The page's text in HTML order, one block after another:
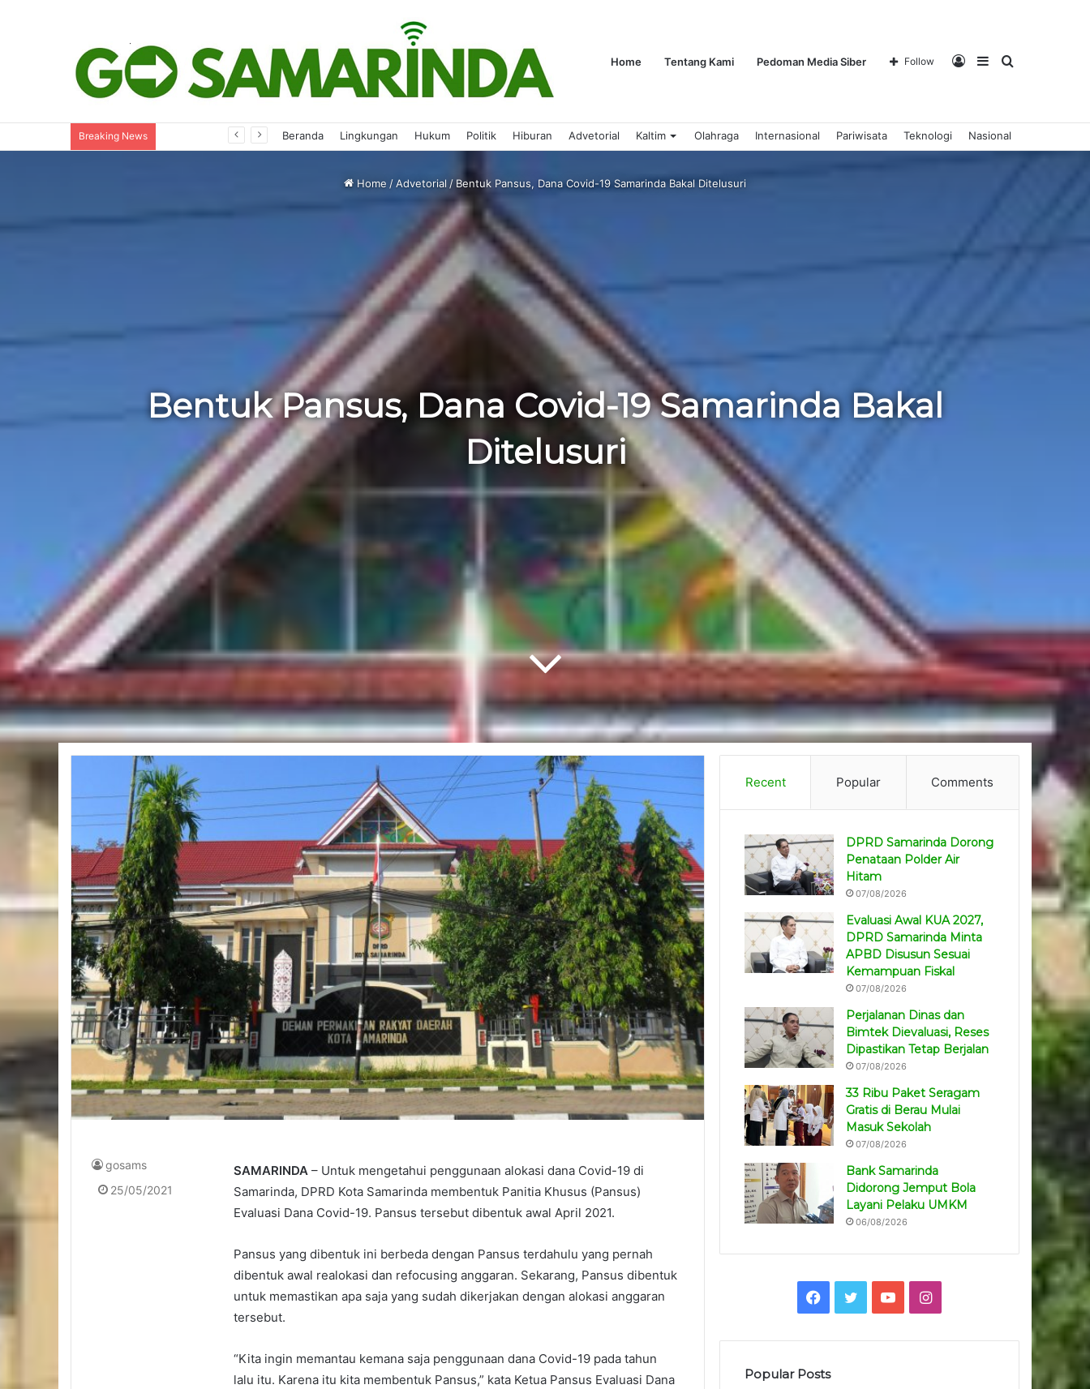
Home Tentang Kami Pedoman Media Siber Search
Sidebar
Log
Follow
Breaking News Beranda Lingkungan Hukum Politik Hiburan Advetorial Kaltim Olahraga Internasional Pariwisata Teknologi Nasional
Home /Advetorial /Bentuk Pansus, Dana Covid-19 Samarinda Bakal Ditelusuri
Bentuk Pansus, Dana Covid-19 Samarinda Bakal
Ditelusuri
SAMARINDA – Untuk mengetahui penggunaan alokasi dana Covid-19 di
Samarinda, DPRD Kota Samarinda membentuk Panitia Khusus (Pansus)
Evaluasi Dana Covid-19. Pansus tersebut dibentuk awal April 2021.
Pansus yang dibentuk ini berbeda dengan Pansus terdahulu yang pernah
dibentuk awal realokasi dan refocusing anggaran. Sekarang, Pansus dibentuk
untuk memastikan apa saja yang sudah dikerjakan dengan alokasi anggaran
tersebut.
“Kita ingin memantau kemana saja penggunaan dana Covid-19 pada tahun
lalu itu. Karena itu kita membentuk Pansus,” kata Ketua Pansus Evaluasi Dana
gosams
25/05/2021
Recent Popular Comments
DPRD Samarinda Dorong
Penataan Polder Air
Hitam
07/08/2026
Evaluasi Awal KUA 2027,
DPRD Samarinda Minta
APBD Disusun Sesuai
Kemampuan Fiskal
07/08/2026
Perjalanan Dinas dan
Bimtek Dievaluasi, Reses
Dipastikan Tetap Berjalan
07/08/2026
33 Ribu Paket Seragam
Gratis di Berau Mulai
Masuk Sekolah
07/08/2026
Bank Samarinda
Didorong Jemput Bola
Layani Pelaku UMKM
06/08/2026
Facebook
TwitterYouTubeInstagram
Popular Posts